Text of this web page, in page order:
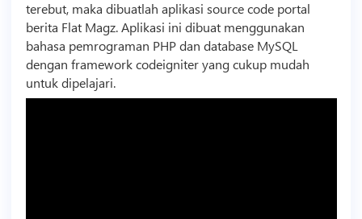
terebut, maka dibuatlah aplikasi source codeportal
berita Flat Magz. Aplikasi ini dibuat menggunakan
bahasa pemrograman PHP dan database MySQL
dengan framework codeigniter yang cukup mudah
untuk dipelajari.